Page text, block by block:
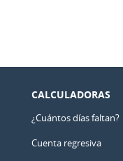
CALCULADORAS
¿Cuántos días faltan?
Cuenta regresiva